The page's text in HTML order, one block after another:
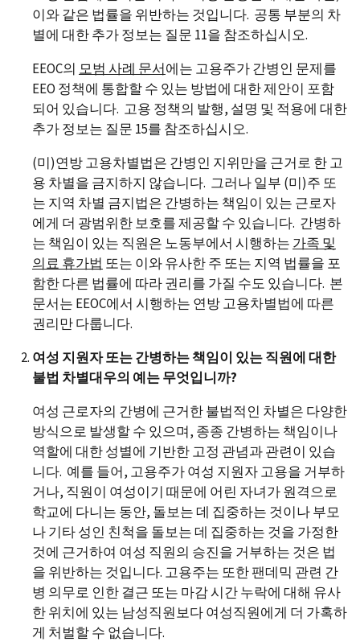
이와 같은 법률을 위반하는 것입니다. 공통 부분의 차
별에 대한 추가 정보는 질문 11을 참조하십시오.
EEOC의 모범 사례 문서에는 고용주가 간병인 문제를
EEO 정책에 통합할 수 있는 방법에 대한 제안이 포함
되어 있습니다. 고용 정책의 발행, 설명 및 적용에 대한
추가 정보는 질문 15를 참조하십시오.
(미)연방 고용차별법은 간병인 지위만을 근거로 한 고
용 차별을 금지하지 않습니다. 그러나 일부 (미)주 또
는 지역 차별 금지법은 간병하는 책임이 있는 근로자
에게 더 광범위한 보호를 제공할 수 있습니다. 간병하
는 책임이 있는 직원은 노동부에서 시행하는 가족 및
의료 휴가법 또는 이와 유사한 주 또는 지역 법률을 포
함한 다른 법률에 따라 권리를 가질 수도 있습니다. 본
문서는 EEOC에서 시행하는 연방 고용차별법에 따른
권리만 다룹니다.
여성 지원자 또는 간병하는 책임이 있는 직원에 대한
불법 차별대우의 예는 무엇입니까?
여성 근로자의 간병에 근거한 불법적인 차별은 다양한
방식으로 발생할 수 있으며, 종종 간병하는 책임이나
역할에 대한 성별에 기반한 고정 관념과 관련이 있습
니다. 예를 들어, 고용주가 여성 지원자 고용을 거부하
거나, 직원이 여성이기 때문에 어린 자녀가 원격으로
학교에 다니는 동안, 돌보는 데 집중하는 것이나 부모
나 기타 성인 친척을 돌보는 데 집중하는 것을 가정한
것에 근거하여 여성 직원의 승진을 거부하는 것은 법
을 위반하는 것입니다. 고용주는 또한 팬데믹 관련 간
병 의무로 인한 결근 또는 마감 시간 누락에 대해 유사
한 위치에 있는 남성직원보다 여성직원에게 더 가혹하
게 처벌할 수 없습니다.